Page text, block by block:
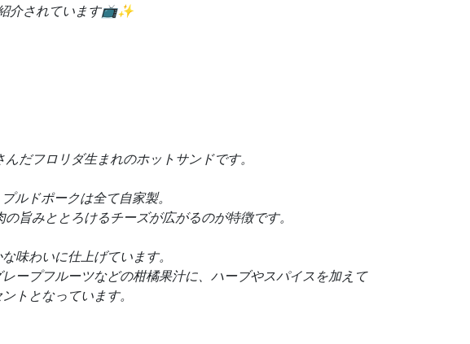
介されています📺✨
だフロリダ生まれのホットサンドです。
ルドポークは全て自家製。
旨みととろけるチーズが広がるのが特徴です。
味わいに仕上げています。
ープフルーツなどの柑橘果汁に、ハーブやスパイスを加えて
トとなっています。